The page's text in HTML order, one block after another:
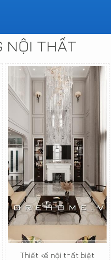
NỘI THẤT
Thiết kế nội thất biệt